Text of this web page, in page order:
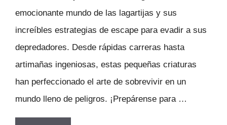
emocionante mundo de las lagartijas y sus
increíbles estrategias de escape para evadir a sus
depredadores. Desde rápidas carreras hasta
artimañas ingeniosas, estas pequeñas criaturas
han perfeccionado el arte de sobrevivir en un
mundo lleno de peligros. ¡Prepárense para …